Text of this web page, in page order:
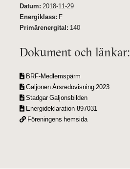
Datum: 2018-11-29
Energiklass: F
Primärenergital: 140
Dokument och länkar:
BRF-Medlemspärm
Galjonen Årsredovisning 2023
Stadgar Galjonsbilden
Energideklaration-897031
Föreningens hemsida